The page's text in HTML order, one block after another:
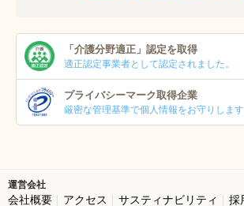
「介護分野適正」 認定を取得
適正認定事業者として認定されました。
プライバシーマーク取得企業
厳密な管理基準で個人情報をお守りします
運営会社
会社概要 アクセス サスティナビリティ 採